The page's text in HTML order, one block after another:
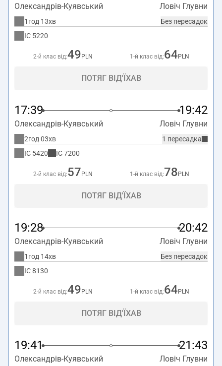
Олександрів-Куявський Ловіч Глувни
Без пересадок
1год 13хв
IC 5220
2-й клас від:49 PLN 1-й клас від:64 PLN
ПОТЯГ ВІД'ЇХАВ
17:39 19:42
Олександрів-Куявський Ловіч Глувни
1 пересадка
2год 03хв
IC 5420 IC7200
2-й клас від:57 PLN 1-й клас від:78 PLN
ПОТЯГ ВІД'ЇХАВ
19:28 20:42
Олександрів-Куявський Ловіч Глувни
Без пересадок
1год 14хв
IC8130
2-й клас від:49 PLN 1-й клас від:64 PLN
ПОТЯГ ВІД'ЇХАВ
19:41 21:43
Олександрів-Куявський Ловіч Глувни